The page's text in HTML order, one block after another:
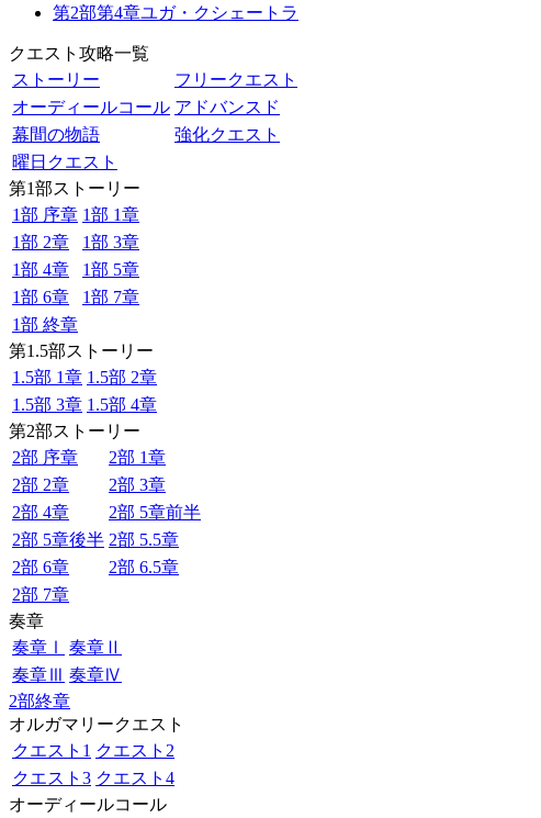
第2部第4章ユガ・クシェートラ
クエスト攻略一覧
ストーリー
フリークエスト
オーディールコール アドバンスド
幕間の物語
強化クエスト
曜日クエスト
第1部ストーリー
1部 序章 1部 1章
1部 2章
1部 3章
1部 4章
1部 5章
1部 6章
1部 7章
1部 終章
第1.5部ストーリー
1.5部 1章 1.5部 2章
1.5部 3章 1.5部 4章
第2部ストーリー
2部 序章
2部 1章
2部 2章
2部 3章
2部 4章
2部 5章前半
2部 5章後半 2部 5.5章
2部 6章
2部 6.5章
2部 7章
奏章
奏章Ⅰ
奏章Ⅱ
奏章Ⅲ 奏章Ⅳ
2部終章
オルガマリークエスト
クエスト1 クエスト2
クエスト3 クエスト4
オーディールコール